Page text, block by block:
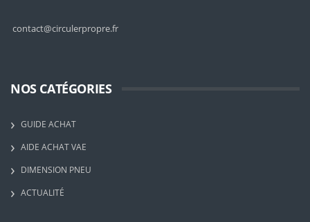
contact@circulerpropre.fr
NOS CATÉGORIES
GUIDE ACHAT
AIDE ACHAT VAE
DIMENSION PNEU
ACTUALITÉ